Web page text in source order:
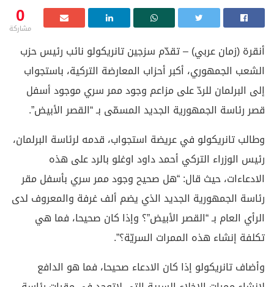
0
مشاركة
أنقرة (زمان عربي) – تقدّم سزجين تانريكولو نائب رئيس حزب
الشعب الجمهوري، أكبر أحزاب المعارضة التركية، باستجواب
إلى البرلمان للردّ على مزاعم وجود ممر سري موجود أسفل
قصر رئاسة الجمهورية الجديد المسمّى بـ “القصر الأبيض”.
وطالب تانريكولو في عريضة استجواب، قدمه لرئاسة البرلمان،
رئيس الوزراء التركي أحمد داود اوغلو بالرد على هذه
الادعاءات، حيث قال: “هل صحيح وجود ممر سري بأسفل مقر
رئاسة الجمهورية الجديد الذي يضم ألف غرفة والمعروف لدى
الرأي العام بـ “القصر الأبيض”؟ وإذا كان صحيحا، فما هي
تكلفة إنشاء هذه الممرات السريّة؟”.
وأضاف تانريكولو إذا كان الادعاء صحيحا، فما هو الدافع